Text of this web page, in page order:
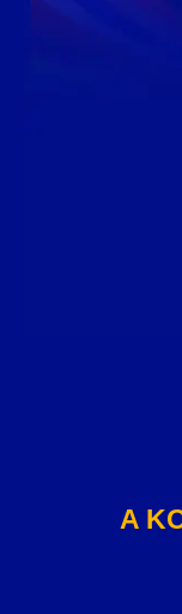
A